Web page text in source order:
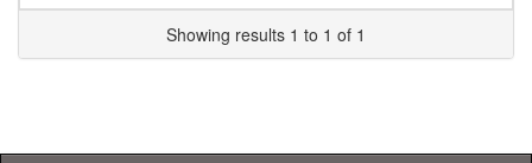
Showing results 1 to 1 of 1